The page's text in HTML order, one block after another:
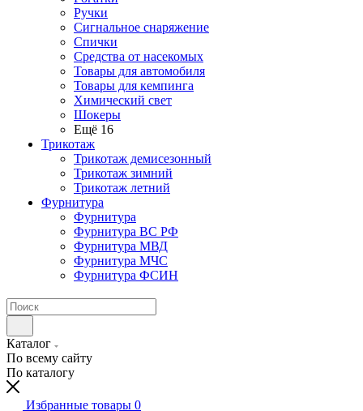
Ручки
Сигнальное снаряжение
Спички
Средства от насекомых
Товары для автомобиля
Товары для кемпинга
Химический свет
Шокеры
Ещё 16
Трикотаж
Трикотаж демисезонный
Трикотаж зимний
Трикотаж летний
Фурнитура
Фурнитура
Фурнитура ВС РФ
Фурнитура МВД
Фурнитура МЧС
Фурнитура ФСИН
Каталог
По всему сайту
По каталогу
Избранные товары 0